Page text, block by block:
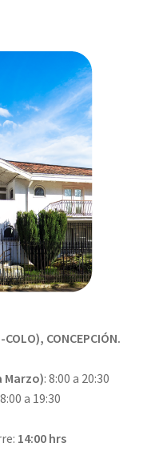
CONCEPCIÓN.
Marzo): 8:00 a 20:30
a 19:30
14:00 hrs